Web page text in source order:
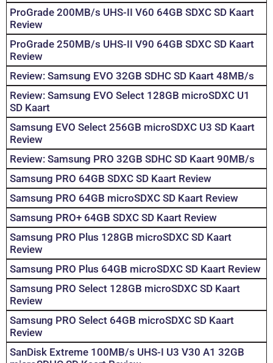
ProGrade 200MB/s UHS-II V60 64GB SDXC SD Kaart
Review
ProGrade 250MB/s UHS-II V90 64GB SDXC SD Kaart
Review
Review: Samsung EVO 32GB SDHC SD Kaart 48MB/s
Review: Samsung EVO Select 128GB microSDXC U1
SD Kaart
Samsung EVO Select 256GB microSDXC U3 SD Kaart
Review
Review: Samsung PRO 32GB SDHC SD Kaart 90MB/s
Samsung PRO 64GB SDXC SD Kaart Review
Samsung PRO 64GB microSDXC SD Kaart Review
Samsung PRO+ 64GB SDXC SD Kaart Review
Samsung PRO Plus 128GB microSDXC SD Kaart
Review
Samsung PRO Plus 64GB microSDXC SD Kaart Review
Samsung PRO Select 128GB microSDXC SD Kaart
Review
Samsung PRO Select 64GB microSDXC SD Kaart
Review
SanDisk Extreme 100MB/s UHS-I U3 V30 A1 32GB